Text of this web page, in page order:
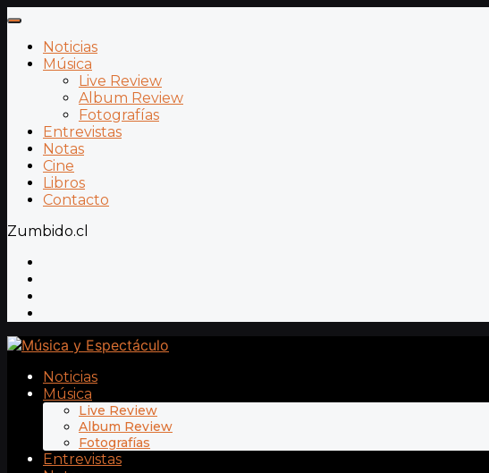
Noticias
Música
Live Review
Album Review
Fotografías
Entrevistas
Notas
Cine
Libros
Contacto
Zumbido.cl
Noticias
Música
Live Review
Album Review
Fotografías
Entrevistas